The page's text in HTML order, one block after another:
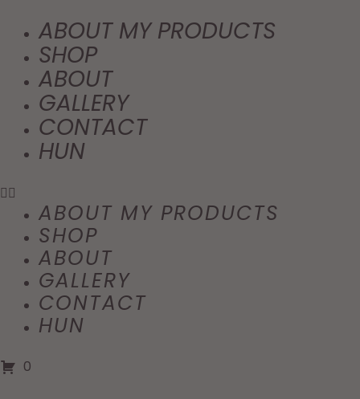
ABOUT MY PRODUCTS
SHOP
ABOUT
GALLERY
CONTACT
HUN
ABOUT MY PRODUCTS
SHOP
ABOUT
GALLERY
CONTACT
HUN
0